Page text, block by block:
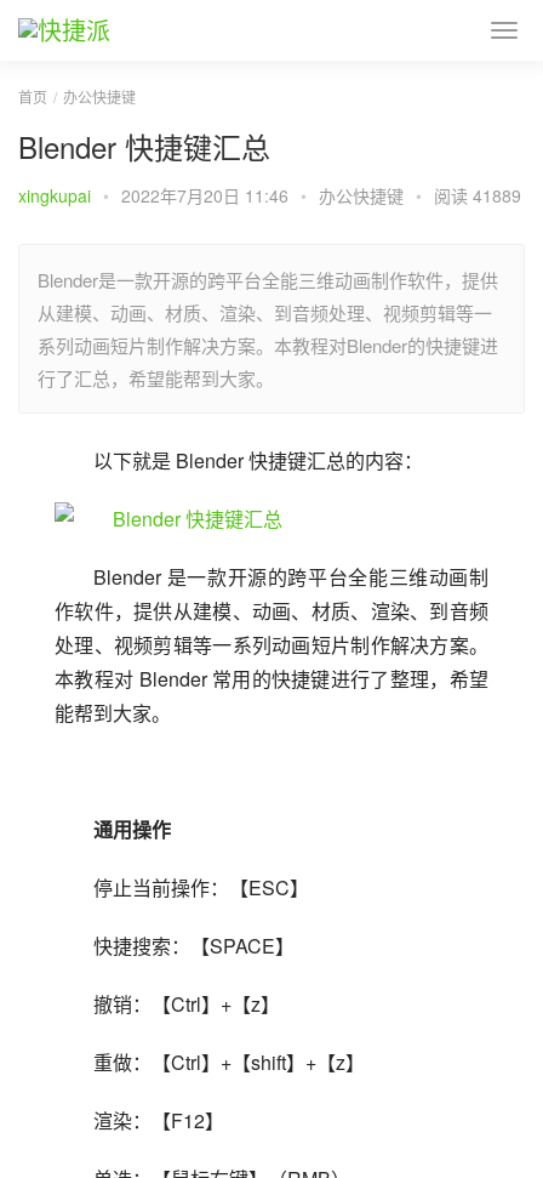
首页 办公快捷键
Blender 快捷键汇总
xingkupai • 2022年7月20日 11:46 • 办公快捷键 • 阅读 41889
Blender是一款开源的跨平台全能三维动画制作软件，提供
从建模、动画、材质、渲染、到音频处理、视频剪辑等一
系列动画短片制作解决方案。本教程对Blender的快捷键进
行了汇总，希望能帮到大家。
以下就是 Blender 快捷键汇总的内容：
Blender 是一款开源的跨平台全能三维动画制
作软件，提供从建模、动画、材质、渲染、到音频
处理、视频剪辑等一系列动画短片制作解决方案。
本教程对 Blender 常用的快捷键进行了整理，希望
能帮到大家。
通用操作
停止当前操作：【ESC】
快捷搜索：【SPACE】
撤销：【Ctrl】+【z】
重做：【Ctrl】+【shift】+【z】
渲染：【F12】